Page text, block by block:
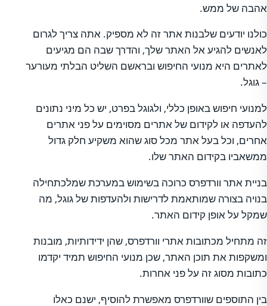
אהבה של ממש.
כולנו יודעים שלבנות אתר זה לא מספיק. אתה צריך לגרום
לאנשים להגיע אל האתר שלך, והדרך שבה הם מגיעים
לאתרים היא מנועי החיפוש ובראשם השליט הבלתי מעורער
– גוגל.
למנועי חיפוש באופן כללי, ולגוגל בפרט, יש כל מיני נתונים
להעדפה או לקידום של אתרים מסוימים על פני אתרים
אחרים, וכל בעל אתר מכל סוג שהוא משקיע חלק גדול
ממשאביו בקידום האתר שלו.
בניית אתר וורדפרס כרוכה בשימוש במערכת שמלכתחילה
בנויה בצורה שמותאמת לדרישות ולהעדפות של גוגל, מה
שמקל על אופן קידום האתר.
זה מתחיל מכתובות אתרי וורדפרס, שהן ידידותיות, מובנות
ומשקפות את תוכן האתר, שכן מנועי החיפוש תמיד יקדמו
כתובות מסוג זה על פני אחרות.
בין התוספים שוורדפרס מאפשרת להוסיף, ישנם כאלו